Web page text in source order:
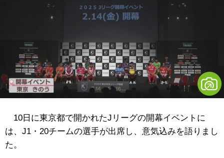
10日に東京都で開かれたJリーグの開幕イベントに
は、J1・20チームの選手が出席し、意気込みを語りまし
た。